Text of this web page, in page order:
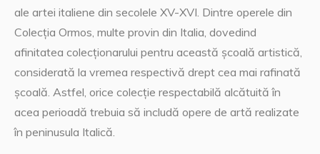
ale artei italiene din secolele XV-XVI. Dintre operele din
Colecţia Ormos, multe provin din Italia, dovedind
afinitatea colecţionarului pentru această şcoală artistică,
considerată la vremea respectivă drept cea mai rafinată
şcoală. Astfel, orice colecţie respectabilă alcătuită în
acea perioadă trebuia să includă opere de artă realizate
în peninusula Italică.